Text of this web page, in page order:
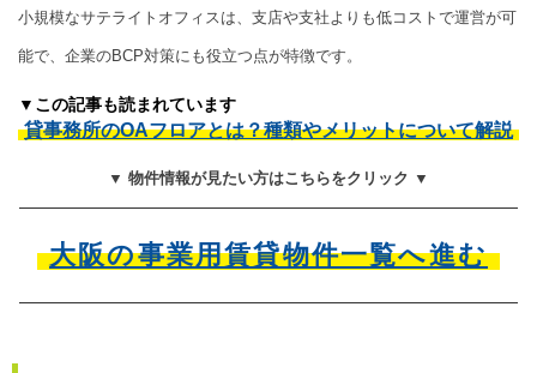
小規模なサテライトオフィスは、支店や支社よりも低コストで運営が可
能で、企業のBCP対策にも役立つ点が特徴です。
▼この記事も読まれています
貸事務所のOAフロアとは？種類やメリットについて解説
▼ 物件情報が見たい方はこちらをクリック ▼
大阪の事業用賃貸物件一覧へ進む